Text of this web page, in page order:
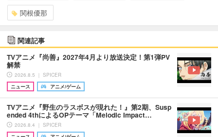
関根優那
関連記事
TVアニメ『尚善』2027年4月より放送決定！第1弾PV
解禁
2026.8.5 ｜ SPICER
ニュース
アニメ/ゲーム
TVアニメ『野生のラスボスが現れた！』第2期、Susp
ended 4thによるOPテーマ「Melodic Impact…
2026.8.4 ｜ SPICER